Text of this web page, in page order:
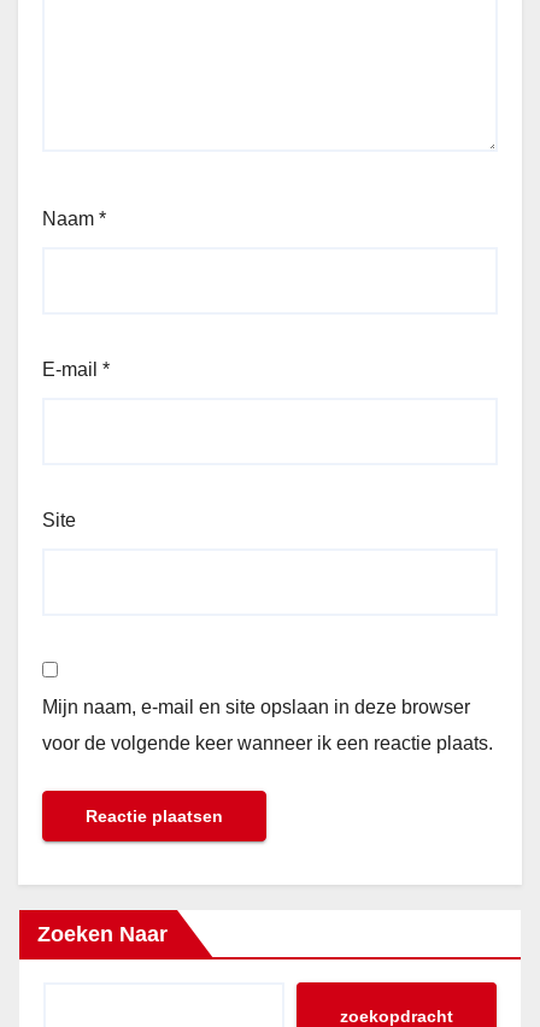
Naam *
E-mail *
Site
Mijn naam, e-mail en site opslaan in deze browser
voor de volgende keer wanneer ik een reactie plaats.
Zoeken Naar
zoekopdracht